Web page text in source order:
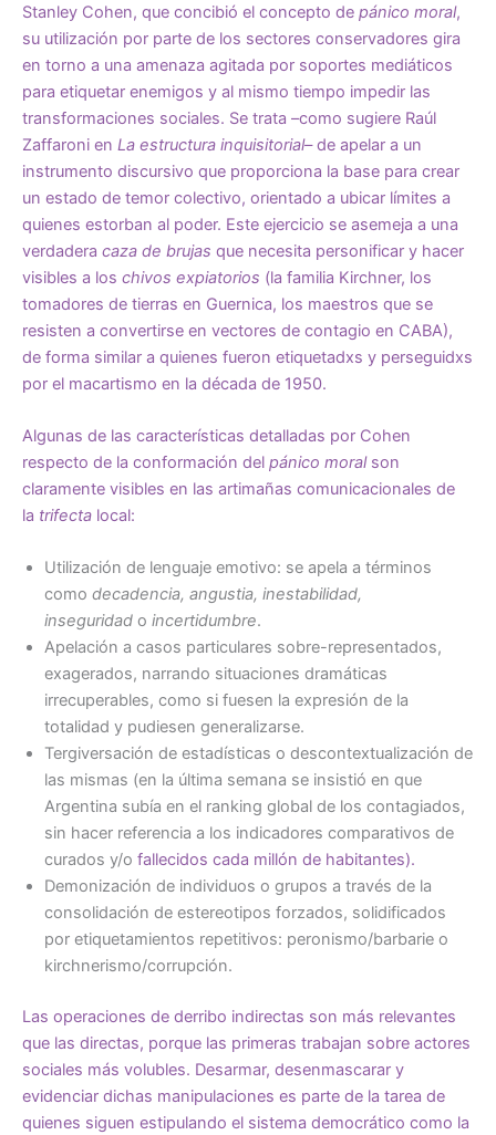
Stanley Cohen, que concibió el concepto de pánico moral,
su utilización por parte de los sectores conservadores gira
en torno a una amenaza agitada por soportes mediáticos
para etiquetar enemigos y al mismo tiempo impedir las
transformaciones sociales. Se trata –como sugiere Raúl
Zaffaroni en La estructura inquisitorial–de apelar a un
instrumento discursivo que proporciona la base para crear
un estado de temor colectivo, orientado a ubicar límites a
quienes estorban al poder. Este ejercicio se asemeja a una
verdadera caza de brujas que necesita personificar y hacer
visibles a los chivos expiatorios (la familia Kirchner, los
tomadores de tierras en Guernica, los maestros que se
resisten a convertirse en vectores de contagio en CABA),
de forma similar a quienes fueron etiquetadxs y perseguidxs
por el macartismo en la década de 1950.
Algunas de las características detalladas por Cohen
respecto de la conformación del pánico moralson
claramente visibles en las artimañas comunicacionales de
la trifecta local:
Utilización de lenguaje emotivo: se apela a términos
como decadencia, angustia, inestabilidad,
inseguridad o incertidumbre.
Apelación a casos particulares sobre-representados,
exagerados, narrando situaciones dramáticas
irrecuperables, como si fuesen la expresión de la
totalidad y pudiesen generalizarse.
Tergiversación de estadísticas o descontextualización de
las mismas (en la última semana se insistió en que
Argentina subía en el ranking global de los contagiados,
sin hacer referencia a los indicadores comparativos de
curados y/o fallecidos cada millón de habitantes).
Demonización de individuos o grupos a través de la
consolidación de estereotipos forzados, solidificados
por etiquetamientos repetitivos: peronismo/barbarie o
kirchnerismo/corrupción.
Las operaciones de derribo indirectas son más relevantes
que las directas, porque las primeras trabajan sobre actores
sociales más volubles. Desarmar, desenmascarar y
evidenciar dichas manipulaciones es parte de la tarea de
quienes siguen estipulando el sistema democrático como la